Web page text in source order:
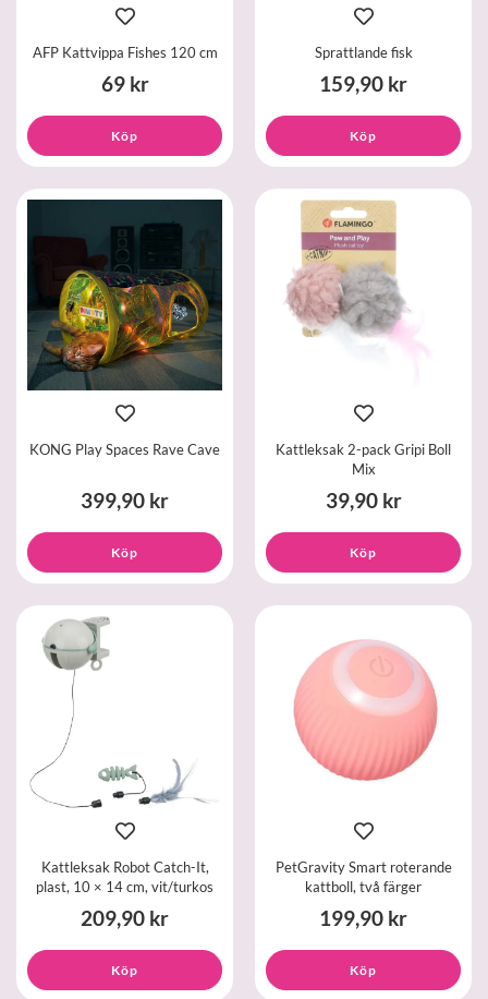
AFP Kattvippa Fishes 120 cm
69 kr
Köp
Sprattlande fisk
159,90 kr
Köp
KONG Play Spaces Rave Cave
399,90 kr
Köp
Kattleksak 2-pack Gripi Boll
Mix
39,90 kr
Köp
Kattleksak Robot Catch-It,
plast, 10 × 14 cm, vit/turkos
209,90 kr
Köp
PetGravity Smart roterande
kattboll, två färger
199,90 kr
Köp